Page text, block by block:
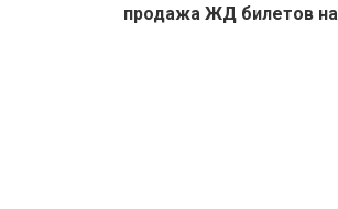
продажа ЖД билетов на